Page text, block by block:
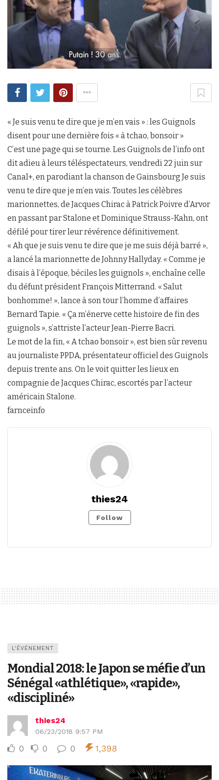
« Je suis venu te dire que je m’en vais » : les Guignols
disent pour une dernière fois « à tchao, bonsoir »
C’est une page qui se tourne. Les Guignols de l’info ont
dit adieu à leurs téléspectateurs, vendredi 22 juin sur
Canal+, en parodiant la chanson de Gainsbourg Je suis
venu te dire que je m’en vais. Toutes les célèbres
marionnettes, de Jacques Chirac à Patrick Poivre d’Arvor
en passant par Stalone et Dominique Strauss-Kahn, ont
défilé pour tirer leur révérence définitivement.
« Ah que je suis venu te dire que je me suis déjà barré »,
a lancé la marionnette de Johnny Hallyday. « Comme je
disais à l’époque, béciles les guignols », enchaîne celle
du défunt président François Mitterrand. « Salut
bonhomme! », lance à son tour l’homme d’affaires
Bernard Tapie. « Ça m’énerve cette histoire de fin des
guignols », s’attriste l’acteur Jean-Pierre Bacri.
Le mot de la fin, « A tchao bonsoir », est bien sûr revenu
au journaliste PPDA, présentateur officiel des Guignols
depuis trente ans. On le voit quitter les lieux en
compagnie de Jacques Chirac, escortés par l’acteur
américain Stalone.
farnceinfo
thies24
Follow
L'ÉVÉNEMENT
Mondial 2018: le Japon se méfie d’un
Sénégal «athlétique», «rapide»,
«discipliné»
thies24
06/23/2018 9:57 PM
0 0 0 1,398